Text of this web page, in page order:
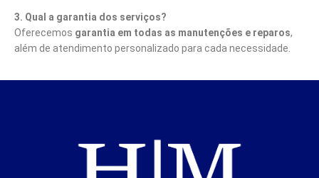
3. Qual a garantia dos serviços?
Oferecemos garantia em todas as manutenções e reparos,
além de atendimento personalizado para cada necessidade.